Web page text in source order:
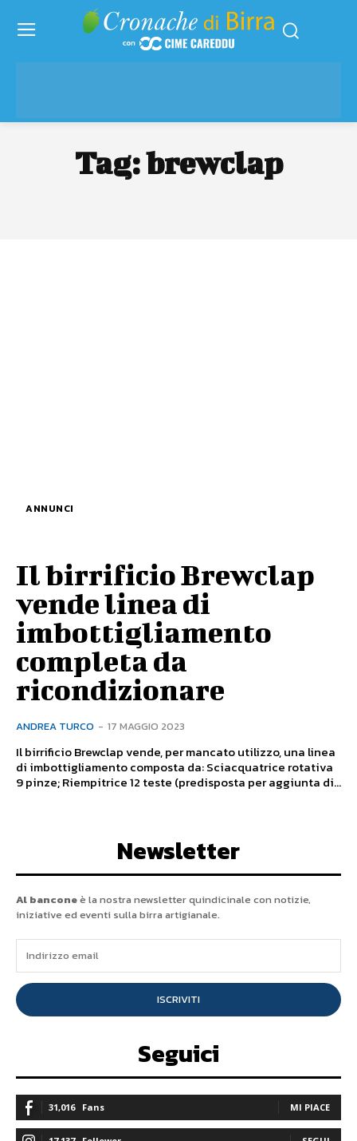
Tag:brewclap
ANNUNCI
Il birrificio Brewclap
vende linea di
imbottigliamento
completa da
ricondizionare
ANDREA TURCO - 17 MAGGIO 2023
Il birrificio Brewclap vende, per mancato utilizzo, una linea
di imbottigliamento composta da: Sciacquatrice rotativa
9 pinze; Riempitrice 12 teste (predisposta per aggiunta di...
Newsletter
Al banconeè la nostra newsletter quindicinale con notizie,
iniziative ed eventi sulla birra artigianale.
ISCRIVITI
Seguici
31,016 Fans MI PIACE